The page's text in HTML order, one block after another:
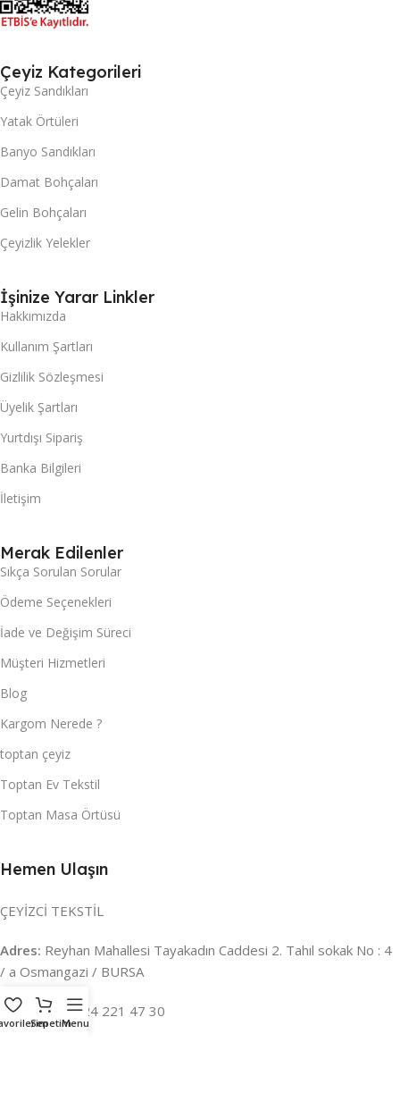
Çeyiz Kategorileri
Çeyiz Sandıkları
Yatak Örtüleri
Banyo Sandıkları
Damat Bohçaları
Gelin Bohçaları
Çeyizlik Yelekler
İşinize Yarar Linkler
Hakkımızda
Kullanım Şartları
Gizlilik Sözleşmesi
Üyelik Şartları
Yurtdışı Sipariş
Banka Bilgileri
İletişim
Merak Edilenler
Sıkça Sorulan Sorular
Ödeme Seçenekleri
İade ve Değişim Süreci
Müşteri Hizmetleri
Blog
Kargom Nerede ?
toptan çeyiz
Toptan Ev Tekstil
Toptan Masa Örtüsü
Hemen Ulaşın
ÇEYİZCİ TEKSTİL
Adres: Reyhan Mahallesi Tayakadın Caddesi 2. Tahıl sokak No : 4
/ a Osmangazi / BURSA
İLETİŞİM : 0224 221 47 30
SepetimMenu